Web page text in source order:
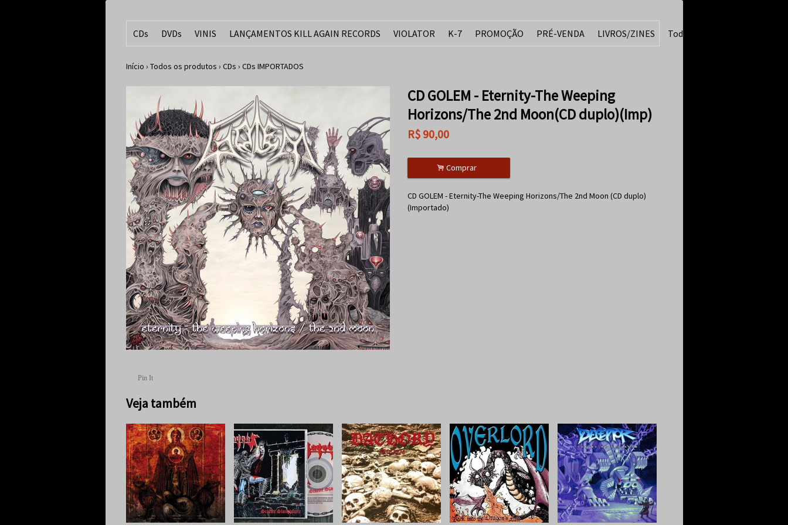
CDs DVDs VINIS LANÇAMENTOS KILL AGAIN RECORDS VIOLATOR K-7 PROMOÇÃO PRÉ-VENDA LIVROS/ZINES Todos
Início › Todos os produtos › CDs › CDs IMPORTADOS
Pin It
CD GOLEM - Eternity-The Weeping
Horizons/The 2nd Moon(CD duplo)(Imp)
R$ 90,00
. Comprar
CD GOLEM - Eternity-The Weeping Horizons/The 2nd Moon (CD duplo)
(Importado)
Veja também